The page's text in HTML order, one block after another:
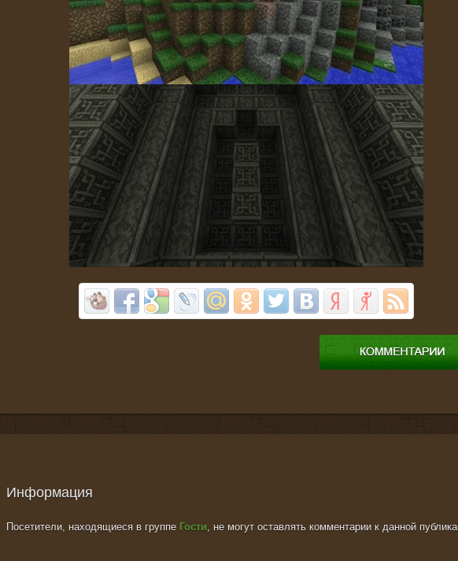
Информация
Посетители, находящиеся в группе Гости, не могут оставлять комментарии к данной